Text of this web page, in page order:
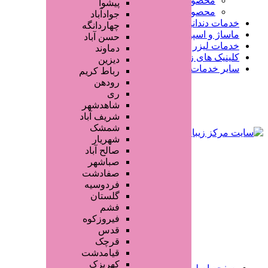
محصولات مو
دندانپزشکی
و اسپا
لیزر و رفع موهای زائد
های زیبایی پزشکی
خدمات
جوادآباد
چهاردانگه
حسن آباد
رباط کریم
شاهدشهر
شریف آباد
شمشک
شهریار
صالح آباد
صباشهر
صفادشت
فردوسیه
گلستان
فیروزکوه
قیامدشت
کهریزک